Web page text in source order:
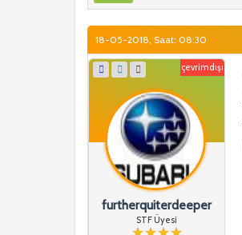
18-05-2018, Saat: 08:30
çevrimdışı
furtherquiterdeeper
STF Üyesi